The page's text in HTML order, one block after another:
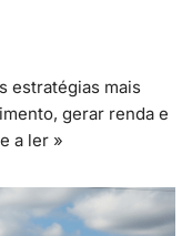
estratégias mais
gerar renda e
a ler »